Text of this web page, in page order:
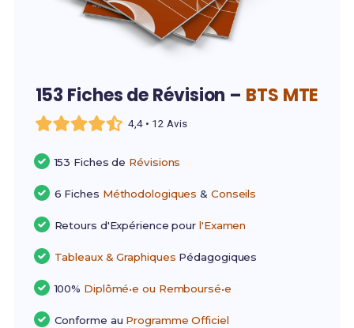
153 Fiches de Révision – BTS MTE
4,4 • 12 Avis
153 Fiches de Révisions
6 Fiches Méthodologiques & Conseils
Retours d'Expérience pour l'Examen
Tableaux & Graphiques Pédagogiques
100% Diplômé•e ou Remboursé•e
Conforme au Programme Officiel